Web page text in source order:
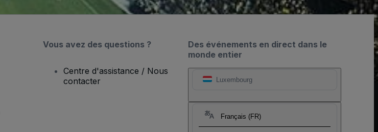
Des événements en direct dans le
monde entier
Luxembourg
Français (FR)
Vous avez des questions ?
Centre d'assistance / Nous
contacter